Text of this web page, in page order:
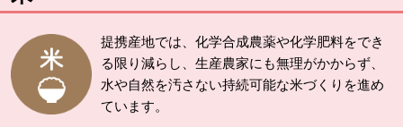
提携産地では、化学合成農薬や化学肥料をでき
る限り減らし、生産農家にも無理がかからず、
水や自然を汚さない持続可能な米づくりを進め
ています。